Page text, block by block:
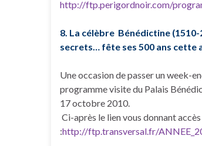
http://ftp.perigordnoir.com/
8. La célèbre Bénédictine
secrets… fête ses 500 ans cette
Une occasion de passer un week-
programme visite du Palais
17 octobre 2010.
Ci-après le lien vous donnant
:http://ftp.transversal.fr/